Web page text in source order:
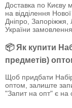
Доставка по Києву
на відділення
Дніпро, Запоріжжя,
України
📦 Як купити
предметів)
Щоб придбати
оптом, залиште
"Запит на опт" є на